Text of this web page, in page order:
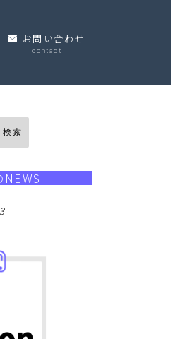
お問い合わせ
contact
検索